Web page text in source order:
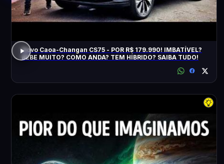
Novo Caoa-Changan CS75 - POR R$ 179.990! IMBATÍVEL?
BEBE MUITO? COMO ANDA? TEM HÍBRIDO? SAIBA TUDO!